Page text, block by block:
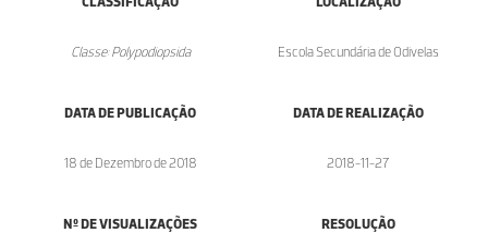
Classe: Polypodiopsida Escola Secundária de Odivelas
DATA DE PUBLICAÇÃO
18 de Dezembro de 2018
DATA DE REALIZAÇÃO
2018-11-27
Nº DE VISUALIZAÇÕES RESOLUÇÃO